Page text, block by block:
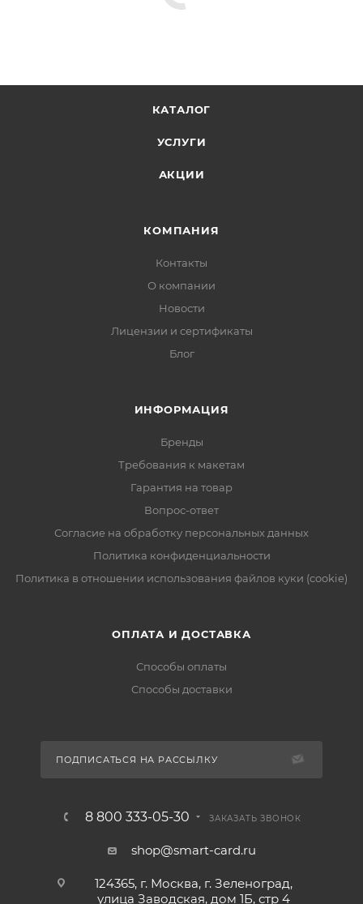
КАТАЛОГ
УСЛУГИ
АКЦИИ
КОМПАНИЯ
Контакты
О компании
Новости
Лицензии и сертификаты
Блог
ИНФОРМАЦИЯ
Бренды
Требования к макетам
Гарантия на товар
Вопрос-ответ
Согласие на обработку персональных данных
Политика конфиденциальности
Политика в отношении использования файлов куки (cookie)
ОПЛАТА И ДОСТАВКА
Способы оплаты
Способы доставки
ПОДПИСАТЬСЯ НА РАССЫЛКУ
8 800 333-05-30 ЗАКАЗАТЬ ЗВОНОК
shop@smart-card.ru
124365, г. Москва, г. Зеленоград,
улица Заводская, дом 1Б, стр 4